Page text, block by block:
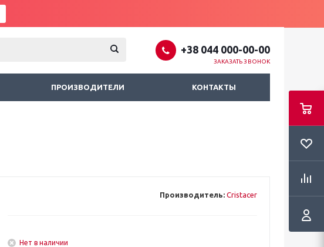
+38 044 000-00-00
ЗАКАЗАТЬ ЗВОНОК
ПРОИЗВОДИТЕЛИ КОНТАКТЫ
Производитель: Cristacer
Нет в наличии